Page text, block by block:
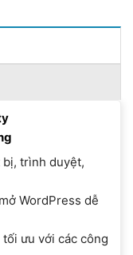
trình duyệt,
WordPress dễ
ưu với các công